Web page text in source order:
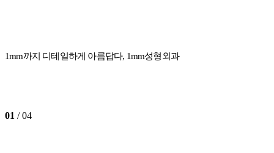
1mm까지 디테일하게 아름답다, 1mm성형외과
01 / 04